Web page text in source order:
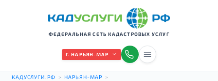
ФЕДЕРАЛЬНАЯ СЕТЬ КАДАСТРОВЫХ УСЛУГ
Г. НАРЬЯН-МАР
КАДУСЛУГИ.РФ > НАРЬЯН-МАР
>